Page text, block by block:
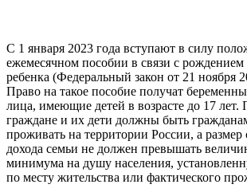
С 1 января 2023 года вступают в силу
ежемесячном пособии в связи с
ребенка (Федеральный закон от 21 ноября
Право на такое пособие получат
лица, имеющие детей в возрасте до 17 лет.
граждане и их дети должны быть
проживать на территории России, а размер
дохода семьи не должен превышать
минимума на душу населения,
по месту жительства или фактического